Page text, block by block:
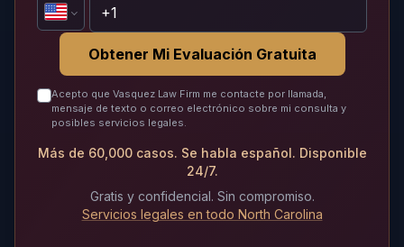
Obtener Mi Evaluación Gratuita
Acepto que Vasquez Law Firm me contacte por llamada,
mensaje de texto o correo electrónico sobre mi consulta y
posibles servicios legales.
Más de 60,000 casos. Se habla español. Disponible
24/7.
Gratis y confidencial. Sin compromiso.
Servicios legales en todo North Carolina